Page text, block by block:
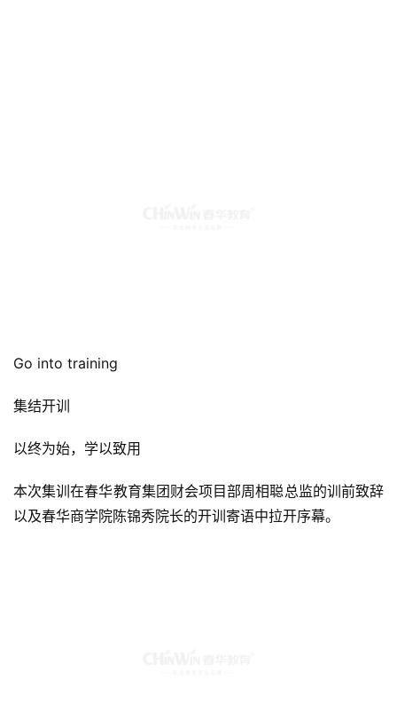
Go into training
集结开训
以终为始，学以致用
本次集训在春华教育集团财会项目部周相聪总监的训前致辞
以及春华商学院陈锦秀院长的开训寄语中拉开序幕。